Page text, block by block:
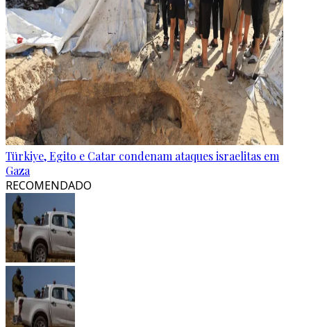
Türkiye, Egito e Catar condenam ataques israelitas em
Gaza
RECOMENDADO